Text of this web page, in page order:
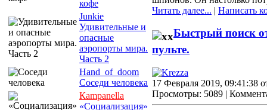
кофе
Junkie
Удивительные и
опасные
аэропорты мира.
Часть 2
Hand_of_doom
Соседи человека
Кampanella
«Социализация»
Читать далее... | Написать
Быстрый поиск
пульте.
17 Февраля 2019, 09:41:38
Просмотры: 5089 |